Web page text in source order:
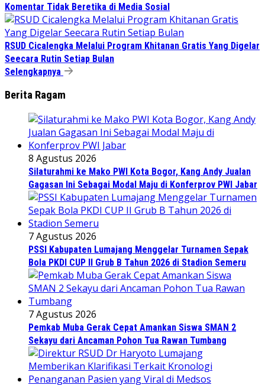
Komentar Tidak Beretika di Media Sosial
RSUD Cicalengka Melalui Program Khitanan Gratis Yang Digelar
Seecara Rutin Setiap Bulan
Selengkapnya
Berita Ragam
8 Agustus 2026
Silaturahmi ke Mako PWI Kota Bogor, Kang Andy Jualan
Gagasan Ini Sebagai Modal Maju di Konferprov PWI Jabar
7 Agustus 2026
PSSI Kabupaten Lumajang Menggelar Turnamen Sepak
Bola PKDI CUP II Grub B Tahun 2026 di Stadion Semeru
7 Agustus 2026
Pemkab Muba Gerak Cepat Amankan Siswa SMAN 2
Sekayu dari Ancaman Pohon Tua Rawan Tumbang